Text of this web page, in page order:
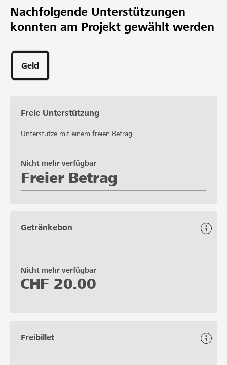
Nachfolgende Unterstützungen
konnten am Projekt gewählt werden
Geld
Freie Unterstützung
Unterstütze mit einem freien Betrag.
Freier Betrag
Nicht mehr verfügbar
Getränkebon
Nicht mehr verfügbar
CHF 20.00
Freibillet